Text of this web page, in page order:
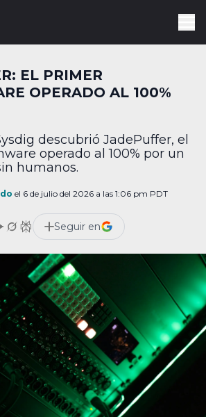
EL PRIMER
OPERADO AL 100%
descubrió JadePuffer, el
operado al 100% por un
humanos.
el 6 de julio del 2026 a las 1:06 pm PDT
Seguir en